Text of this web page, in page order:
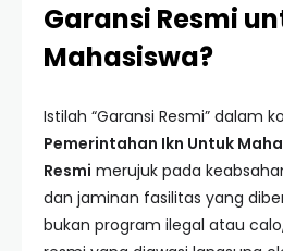
Garansi Resmi
Mahasiswa?
Istilah “Garansi Resmi” dalam
Pemerintahan Ikn Untuk
Resmi merujuk pada
dan jaminan fasilitas yang
bukan program ilegal atau